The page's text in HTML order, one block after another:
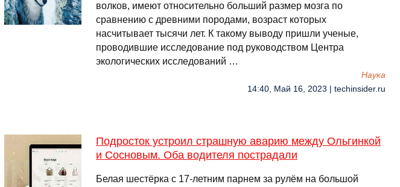
волков, имеют относительно больший размер мозга по
сравнению с древними породами, возраст которых
насчитывает тысячи лет. К такому выводу пришли ученые,
проводившие исследование под руководством Центра
экологических исследований …
Наука
14:40, Май 16, 2023 | techinsider.ru
Подросток устроил страшную аварию между Ольгинкой
и Сосновым. Оба водителя пострадали
Белая шестёрка с 17-летним парнем за рулём на большой